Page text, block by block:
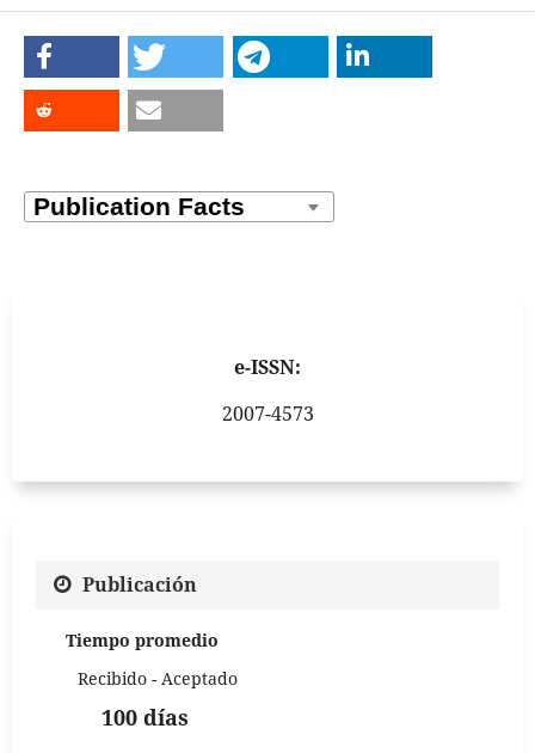
e-ISSN:
2007-4573
Publicación
Tiempo promedio
Recibido - Aceptado
100 días